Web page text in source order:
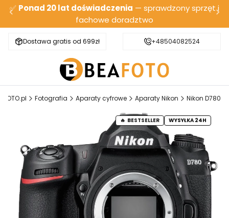
✅ Ponad 20 lat doświadczenia — sprawdzony sprzęt i
fachowe doradztwo
Dostawa gratis od 699zł Bezpieczna wysyłka
+48504082524
Fotografia Aparaty cyfrowe Aparaty Nikon Nikon D780
BESTSELLER WYSYŁKA 24H